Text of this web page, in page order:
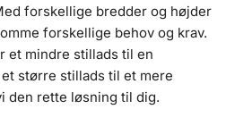
forskellige bredder og højder
forskellige behov og krav.
et mindre stillads til en
større stillads til et mere
den rette løsning til dig.